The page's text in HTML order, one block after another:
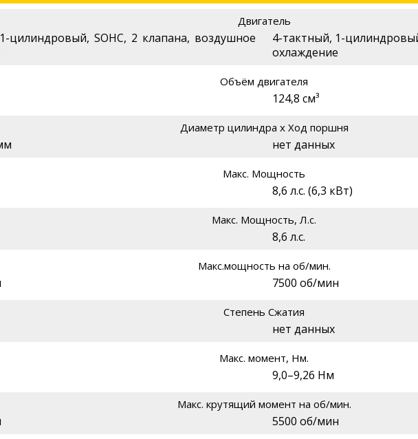
Двигатель
цилиндровый, SOHC, 2 клапана, воздушное
4-тактный, 1-
охлаждение
Объём двигателя
124,8 см³
Диаметр цилиндра х Ход поршня
нет данных
Макс. Мощность
8,6 л.с. (6,3 кВт)
Макс. Мощность, Л.с.
8,6 л.с.
Макс.мощность на об/мин.
7500 об/мин
Степень Сжатия
нет данных
Макс. момент, Нм.
9,0–9,26 Нм
Макс. крутящий момент на об/мин.
5500 об/мин